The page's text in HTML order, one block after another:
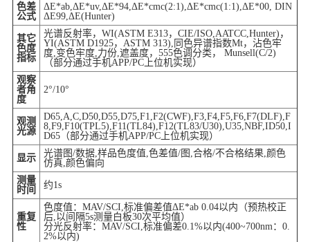
色差
公式
ΔE*ab,ΔE*uv,ΔE*94,ΔE*cmc(2:1),ΔE*cmc(1:1),ΔE*00, DIN
ΔE99,ΔE(Hunter)
其它
色度
指标
光谱反射率，WI(ASTM E313，CIE/ISO,AATCC,Hunter)，
YI(ASTM D1925，ASTM 313),同色异谱指数Mt，沾色牢
度,变色牢度,力份,遮盖度，555色调分类， Munsell(C/2)
（部分通过手机APP/PC上位机实现）
观察
者角
度
2°/10°
观测
光源
D65,A,C,D50,D55,D75,F1,F2(CWF),F3,F4,F5,F6,F7(DLF),F
8,F9,F10(TPL5),F11(TL84),F12(TL83/U30),U35,NBF,ID50,I
D65（部分通过手机APP/PC上位机实现）
显示
光谱图/数据,样品色度值,色差值/图,合格/不合格结果,颜色
仿真,颜色偏向
测量
时间
约1s
重复
性
色度值：MAV/SCI,标准偏差值ΔE*ab 0.04以内（预热校正
后,以间隔5s测量白板30次平均值）
分光反射率：MAV/SCI,标准偏差0.1%以内(400~700nm：0.
2%以内)